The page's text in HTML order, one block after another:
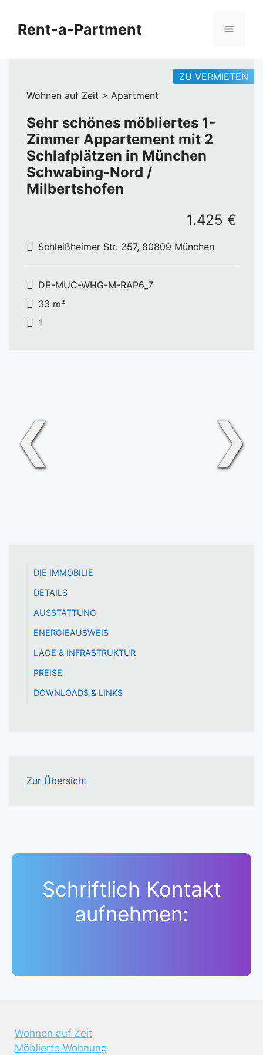
Inhalt
springenRent-a-Partment Menü
Wohnen auf Zeit > Apartment
ZU VERMIETEN
Sehr schönes möbliertes 1-
Zimmer Appartement mit 2
Schlafplätzen in München
Schwabing-Nord /
Milbertshofen
Schleißheimer Str. 257, 80809 München
1.425 €
DE-MUC-WHG-M-RAP6_7
33 m²
1
❮ ❯
DIE IMMOBILIE
DETAILS
AUSSTATTUNG
ENERGIEAUSWEIS
LAGE & INFRASTRUKTUR
PREISE
DOWNLOADS & LINKS
Zur Übersicht
Schriftlich Kontakt
aufnehmen:
Wohnen auf Zeit
Möblierte Wohnung